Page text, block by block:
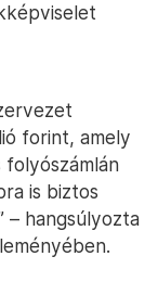
forint, amely
is biztos
– hangsúlyozta